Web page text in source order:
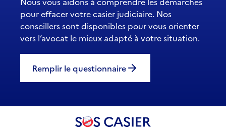
pour effacer votre casier judiciaire. Nos
conseillers sont disponibles pour vous orienter
vers l’avocat le mieux adapté à votre situation.
Remplir le questionnaire